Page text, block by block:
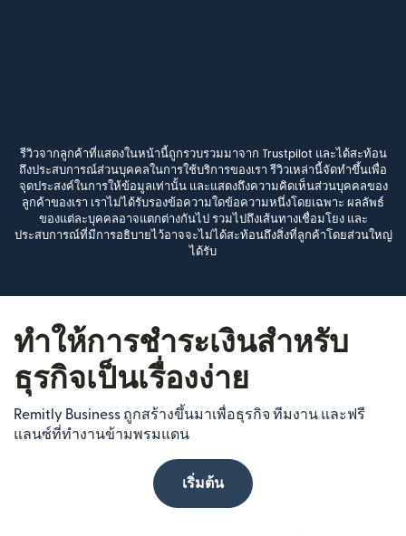
รีวิวจากลูกค้าที่แสดงในหน้านี้ถูกรวบรวมมาจาก Trustpilot และได้สะท้อน
ถึงประสบการณ์ส่วนบุคคลในการใช้บริการของเรา รีวิวเหล่านี้จัดทำขึ้นเพื่อ
จุดประสงค์ในการให้ข้อมูลเท่านั้น และแสดงถึงความคิดเห็นส่วนบุคคลของ
ลูกค้าของเรา เราไม่ได้รับรองข้อความใดข้อความหนึ่งโดยเฉพาะ ผลลัพธ์
ของแต่ละบุคคลอาจแตกต่างกันไป รวมไปถึงเส้นทางเชื่อมโยง และ
ประสบการณ์ที่มีการอธิบายไว้อาจจะไม่ได้สะท้อนถึงสิ่งที่ลูกค้าโดยส่วนใหญ่
ได้รับ
ทำให้การชำระเงินสำหรับ
ธุรกิจเป็นเรื่องง่าย
Remitly Business ถูกสร้างขึ้นมาเพื่อธุรกิจ ทีมงาน และฟรี
แลนซ์ที่ทำงานข้ามพรมแดน
เริ่มต้น